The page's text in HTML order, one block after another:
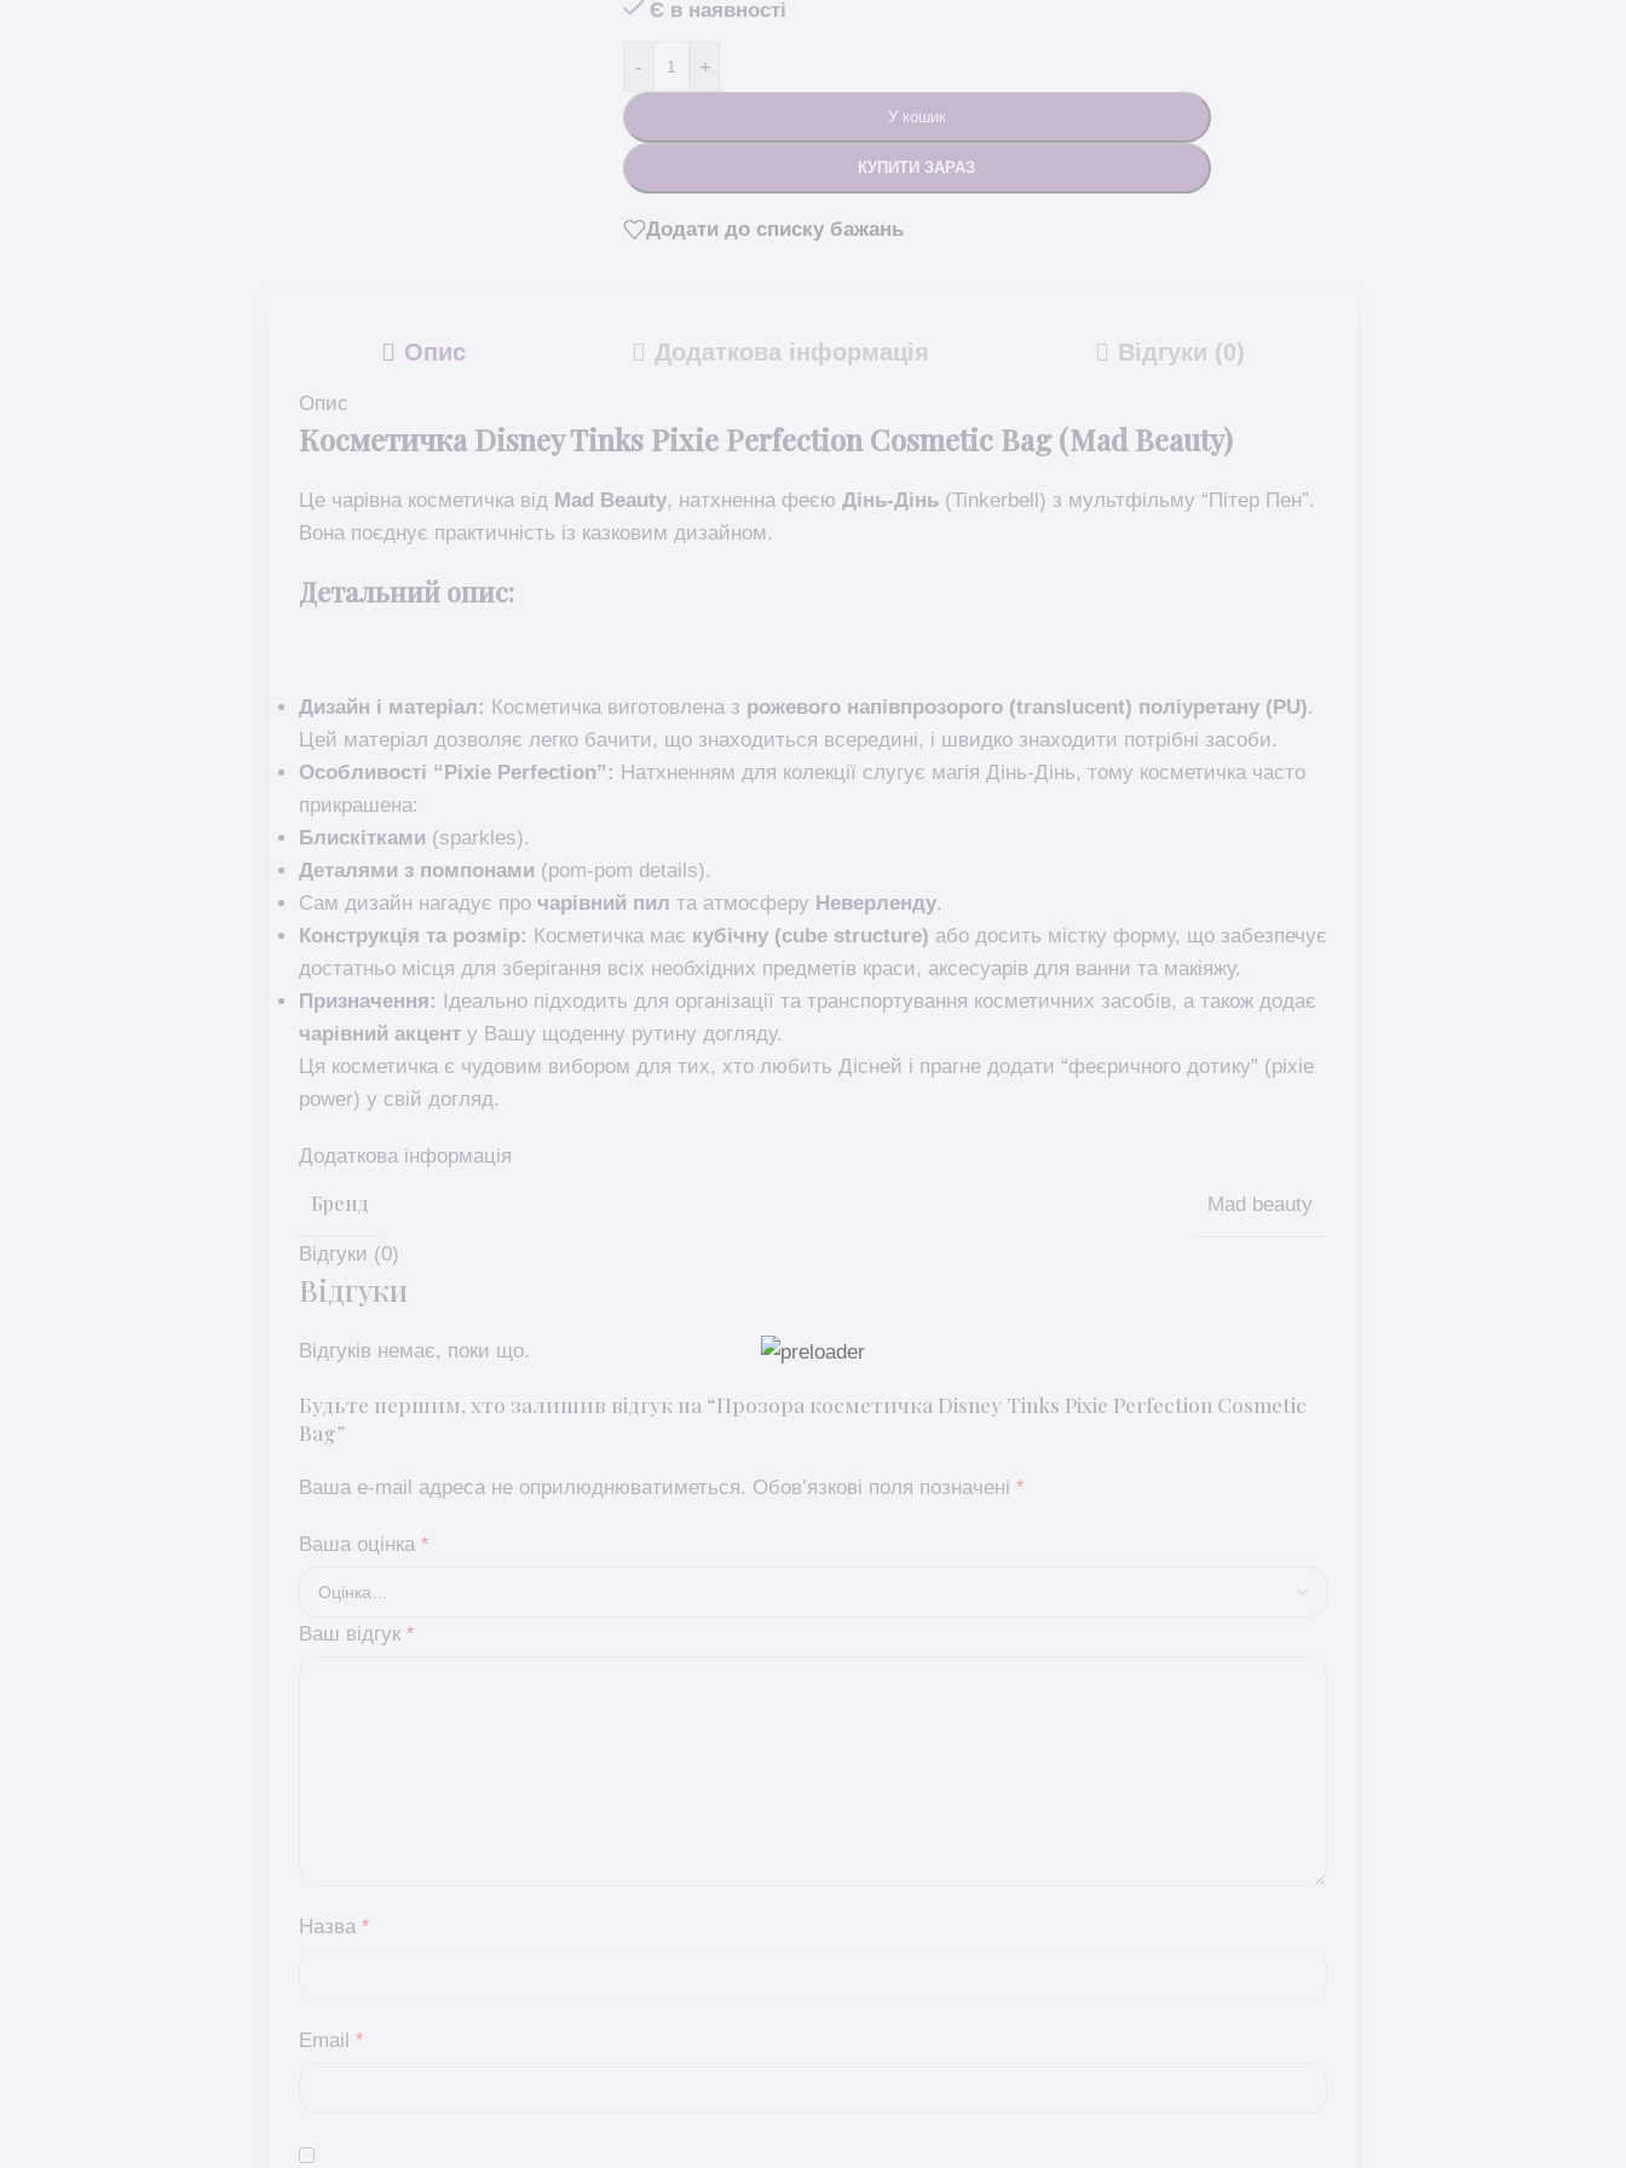
Є в наявності
- +
У кошик
КУПИТИ ЗАРАЗ
Додати до списку бажань
Опис Додаткова інформація Відгуки (0)
Опис
Косметичка Disney Tinks Pixie Perfection Cosmetic Bag (Mad Beauty)
Це чарівна косметичка від Mad Beauty, натхненна феєю Дінь-Дінь (Tinkerbell) з мультфільму “Пітер Пен”.
Вона поєднує практичність із казковим дизайном.
Детальний опис:
Дизайн і матеріал: Косметичка виготовлена з рожевого напівпрозорого (translucent) поліуретану (PU).
Цей матеріал дозволяє легко бачити, що знаходиться всередині, і швидко знаходити потрібні засоби.
Особливості “Pixie Perfection”: Натхненням для колекції слугує магія Дінь-Дінь, тому косметичка часто
прикрашена:
Блискітками (sparkles).
Деталями з помпонами (pom-pom details).
Сам дизайн нагадує про чарівний пил та атмосферу Неверленду.
Конструкція та розмір: Косметичка має кубічну (cube structure) або досить містку форму, що забезпечує
достатньо місця для зберігання всіх необхідних предметів краси, аксесуарів для ванни та макіяжу.
Призначення: Ідеально підходить для організації та транспортування косметичних засобів, а також додає
чарівний акцент у Вашу щоденну рутину догляду.
Ця косметичка є чудовим вибором для тих, хто любить Дісней і прагне додати “феєричного дотику” (pixie
power) у свій догляд.
Додаткова інформація
Бренд Mad beauty
Відгуки (0)
Відгуки
Відгуків немає, поки що.
Будьте першим, хто залишив відгук на “Прозора косметичка Disney Tinks Pixie Perfection Cosmetic
Bag”
Ваша e-mail адреса не оприлюднюватиметься. Обов’язкові поля позначені *
Ваша оцінка *
Ваш відгук *
Назва *
Email *